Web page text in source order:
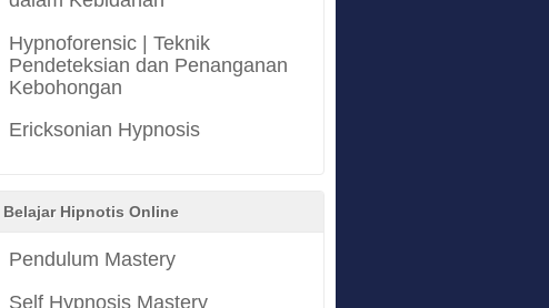
Hypnoforensic | Teknik
Pendeteksian dan Penanganan
Kebohongan
Ericksonian Hypnosis
Belajar Hipnotis Online
Pendulum Mastery
Self Hypnosis Mastery